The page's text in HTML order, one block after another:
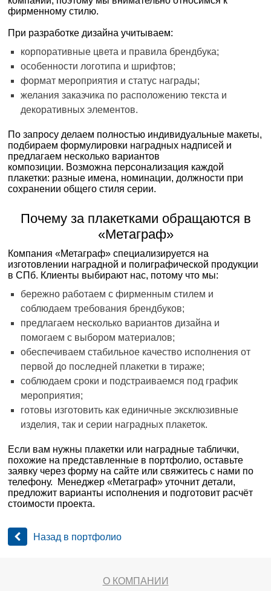
фирменному стилю.
При разработке дизайна учитываем:
корпоративные цвета и правила брендбука;
особенности логотипа и шрифтов;
формат мероприятия и статус награды;
желания заказчика по расположению текста и
декоративных элементов.
По запросу делаем полностью индивидуальные макеты,
подбираем формулировки наградных надписей и
предлагаем несколько вариантов
композиции. Возможна персонализация каждой
плакетки: разные имена, номинации, должности при
сохранении общего стиля серии.
Почему за плакетками обращаются в
«Метаграф»
Компания «Метаграф» специализируется на
изготовлении наградной и полиграфической продукции
в СПб. Клиенты выбирают нас, потому что мы:
бережно работаем с фирменным стилем и
соблюдаем требования брендбуков;
предлагаем несколько вариантов дизайна и
помогаем с выбором материалов;
обеспечиваем стабильное качество исполнения от
первой до последней плакетки в тиражe;
соблюдаем сроки и подстраиваемся под график
мероприятия;
готовы изготовить как единичные эксклюзивные
изделия, так и серии наградных плакеток.
Если вам нужны плакетки или наградные таблички,
похожие на представленные в портфолио, оставьте
заявку через форму на сайте или свяжитесь с нами по
телефону. Менеджер «Метаграф» уточнит детали,
предложит варианты исполнения и подготовит расчёт
стоимости проекта.
Назад в портфолио
О КОМПАНИИ